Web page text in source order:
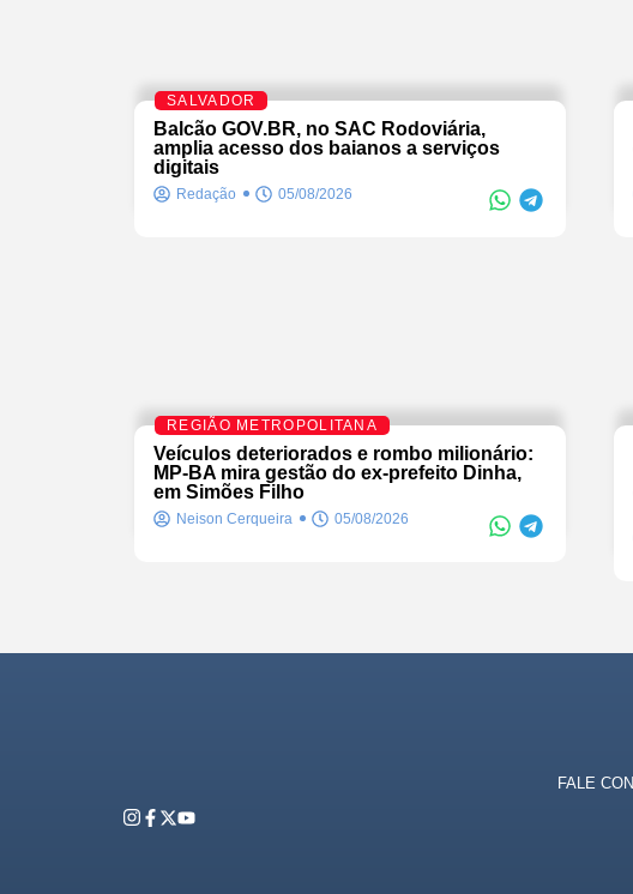
SALVADOR
Balcão GOV.BR, no SAC Rodoviária,
amplia acesso dos baianos a serviços
digitais
Redação 05/08/2026
REGIÃO METROPOLITANA
Veículos deteriorados e rombo milionário:
MP-BA mira gestão do ex-prefeito Dinha,
em Simões Filho
Neison Cerqueira 05/08/2026
FALE